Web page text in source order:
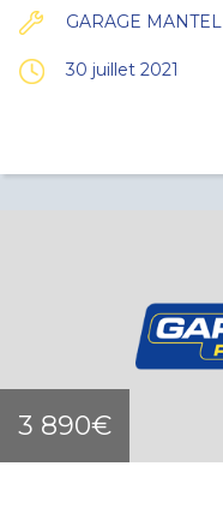
GARAGE MANTEL
30 juillet 2021
3 890€